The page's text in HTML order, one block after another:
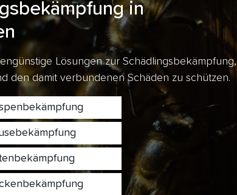
in
Lösungen zur Schädlingsbekämpfung,
den damit verbundenen Schäden zu schützen.